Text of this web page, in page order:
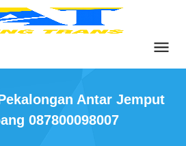
Antar Jemput
087800098007